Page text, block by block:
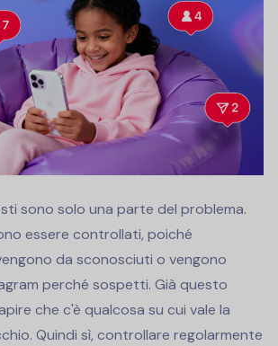
sono solo una parte del problema.
essere controllati, poiché
da sconosciuti o vengono
perché sospetti. Già questo
che c'è qualcosa su cui vale la
Quindi sì, controllare regolarmente